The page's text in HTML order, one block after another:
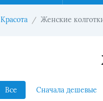
Красота Женские
Все Сначала дешевые